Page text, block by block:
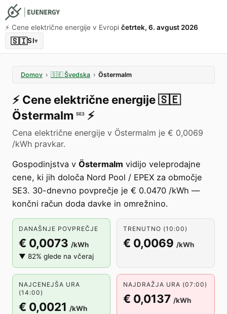
⚡️ Cene električne energije v Evropi četrtek, 6. avgust 2026
🇸🇮SI▾
Domov › 🇸🇪 Švedska › Östermalm
⚡️ Cene električne energije🇸🇪
Östermalm SE3 ⚡️
Cena električne energije v Östermalm je € 0,0069
/kWh pravkar.
Gospodinjstva v Östermalm vidijo veleprodajne
cene, ki jih določa Nord Pool / EPEX za območje
SE3. 30-dnevno povprečje je € 0.0470 /kWh —
končni račun doda davke in omrežnino.
DANAŠNJE POVPREČJE
€ 0,0073 /kWh
▼ 82% glede na včeraj
TRENUTNO (10:00)
€ 0,0069 /kWh
NAJCENEJŠA URA
(14:00)
€ 0,0021 /kWh
NAJDRAŽJA URA (07:00)
€ 0,0137 /kWh